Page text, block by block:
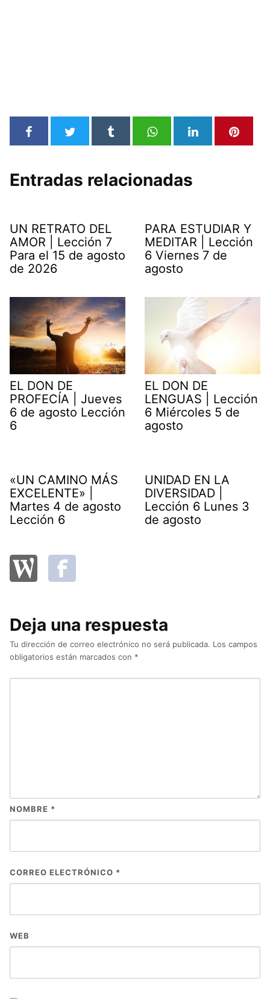
Entradas relacionadas
UN RETRATO DEL
AMOR | Lección 7
Para el 15 de agosto
de 2026
PARA ESTUDIAR Y
MEDITAR | Lección
6 Viernes 7 de
agosto
EL DON DE
PROFECÍA | Jueves
6 de agosto Lección
6
EL DON DE
LENGUAS | Lección
6 Miércoles 5 de
agosto
«UN CAMINO MÁS
EXCELENTE» |
Martes 4 de agosto
Lección 6
UNIDAD EN LA
DIVERSIDAD |
Lección 6 Lunes 3
de agosto
Deja una respuesta
Tu dirección de correo electrónico no será publicada. Los campos
obligatorios están marcados con *
NOMBRE *
CORREO ELECTRÓNICO *
WEB